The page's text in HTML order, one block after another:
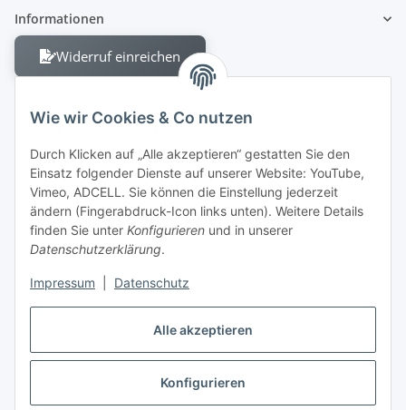
Alle akzeptieren
Konfigurieren
Wie wir Cookies & Co nutzen
Durch Klicken auf „Alle akzeptieren“ gestatten Sie den
Einsatz folgender Dienste auf unserer Website: YouTube,
Vimeo, ADCELL. Sie können die Einstellung jederzeit
ändern (Fingerabdruck-Icon links unten). Weitere Details
finden Sie unter Konfigurieren und in unserer
Datenschutzerklärung.
Impressum Datenschutz
Informationen
Widerruf einreichen
Berliner Allee 38
13088 Berlin
Shop +49 30 4280 2070
Fax +49 30 4280 2071